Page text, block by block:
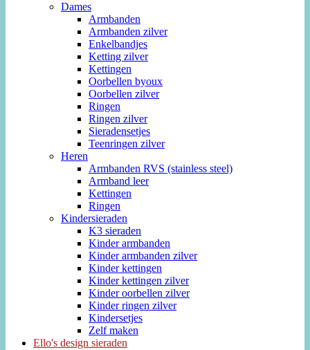
Dames
Armbanden
Armbanden zilver
Enkelbandjes
Ketting zilver
Kettingen
Oorbellen byoux
Oorbellen zilver
Ringen
Ringen zilver
Sieradensetjes
Teenringen zilver
Heren
Armbanden RVS (stainless steel)
Armband leer
Kettingen
Ringen
Kindersieraden
K3 sieraden
Kinder armbanden
Kinder armbanden zilver
Kinder kettingen
Kinder kettingen zilver
Kinder oorbellen zilver
Kinder ringen zilver
Kindersetjes
Zelf maken
Ello's design sieraden